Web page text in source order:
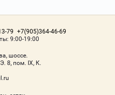
79 +7(905)364-46-69
9:00-19:00
шоссе.
8, пом. IX, К.